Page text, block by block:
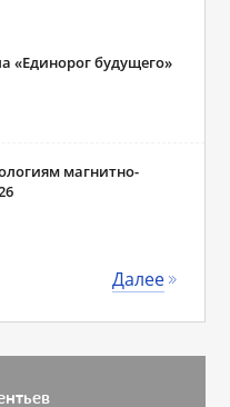
«Единорог будущего»
магнитно-
Далее